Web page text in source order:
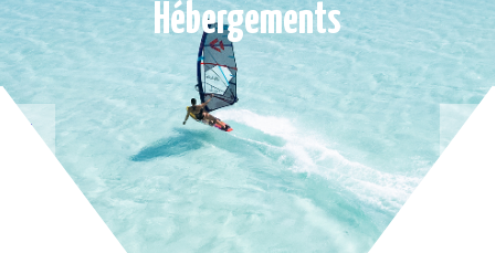
Hébergements